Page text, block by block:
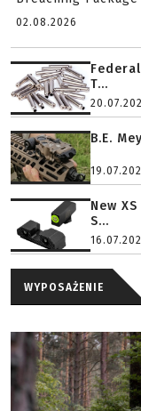
02.08.2026
T...
B.E.
New
S...
WYPOSAŻENIE